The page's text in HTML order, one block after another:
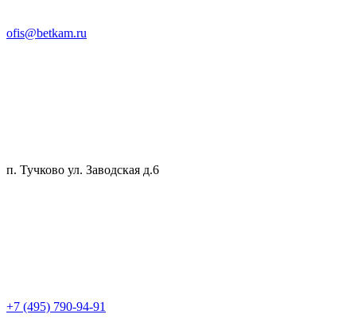
ofis@betkam.ru
п. Тучково ул. Заводская д.6
+7 (495) 790-94-91